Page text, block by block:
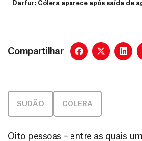
Darfur: Cólera aparece após saída de
Compartilhar
SUDÃO CÓLERA
Oito pessoas – entre as quais